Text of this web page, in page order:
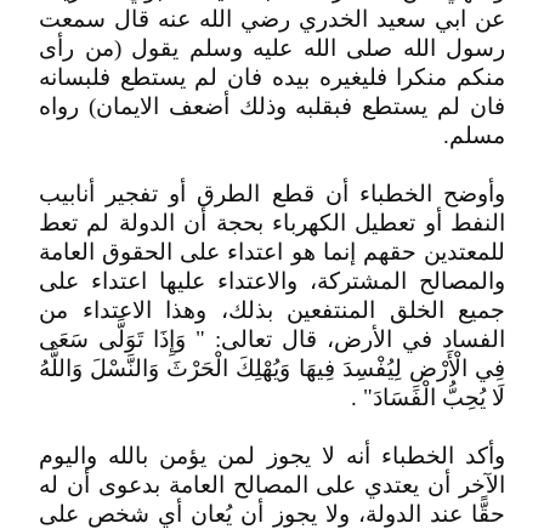
عن ابي سعيد الخدري رضي الله عنه قال سمعت
رسول الله صلى الله عليه وسلم يقول (من رأى
منكم منكرا فليغيره بيده فان لم يستطع فلبسانه
فان لم يستطع فبقلبه وذلك أضعف الايمان) رواه
مسلم.
وأوضح الخطباء أن قطع الطرق أو تفجير أنابيب
النفط أو تعطيل الكهرباء بحجة أن الدولة لم تعط
للمعتدين حقهم إنما هو اعتداء على الحقوق العامة
والمصالح المشتركة، والاعتداء عليها اعتداء على
جميع الخلق المنتفعين بذلك، وهذا الاعتداء من
الفساد في الأرض، قال تعالى: " وَإِذَا تَوَلَّى سَعَى
فِي الْأَرْضِ لِيُفْسِدَ فِيهَا وَيُهْلِكَ الْحَرْثَ وَالنَّسْلَ وَاللَّهُ
لَا يُحِبُّ الْفَسَادَ" .
وأكد الخطباء أنه لا يجوز لمن يؤمن بالله واليوم
الآخر أن يعتدي على المصالح العامة بدعوى أن له
حقًّا عند الدولة، ولا يجوز أن يُعان أي شخص على